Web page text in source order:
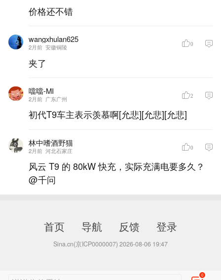
价格还不错
wangxhulan625
2月前 安徽铜陵 0
夹了
噹噹-MI
2月前 广东广州 2
初代T9车主表示羡慕啊[允悲][允悲][允悲]
林中嗜酒野猫
2月前 河北石家庄 0
风云 T9 的 80kW 快充，实际充满电要多久？
@千问
首页 导航 反馈 登录
Sina.cn(京ICP0000007) 2026-08-06 19:47
0